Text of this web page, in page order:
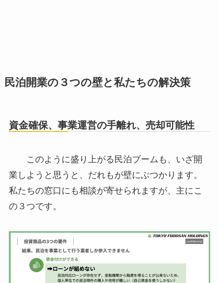
民泊開業の３つの壁と私たちの解決策
資金確保、事業運営の手離れ、売却可能性
このように盛り上がる民泊ブームも、いざ開
業しようと思うと、だれもが壁にぶつかります。
私たちの窓口にも相談が寄せられますが、主にこ
の３つです。